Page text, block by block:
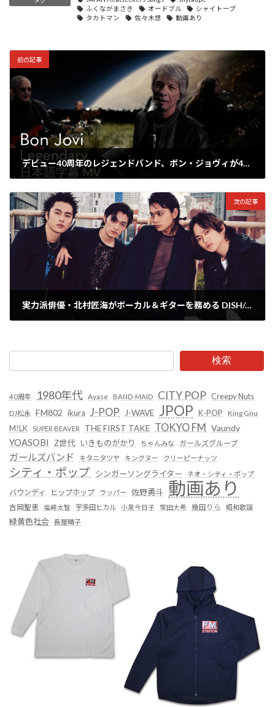
ふくながまさき
オードブル
シャイトープ
タカトマン
佐々木想 動画あり
前の記事
デビュー40周年のレジェンドバンド、ボン・ジョヴィが4年ぶりのNewアルバム『フォーエヴァー』が6/7発売決定！日本盤特典の詳細も明らかに
次の記事
実力派俳優・北村匠海がボーカル＆ギターを務める DISH// の新曲『朝、月面も笑っている』がTV番組『めざましテレビ』の新テーマソングに決定！
検索
40周年 1980年代 Ayase BAND-MAID CITY POP Creepy Nuts
DJ松永 FM802 ikura J-POP J-WAVE JPOP K-POP
King Gnu
M!LK
SUPER BEAVER THE FIRST TAKE TOKYO FM Vaundy
YOASOBI Z世代 いきものがかり ちゃんみな ガールズグループ
ガールズバンド キタニタツヤ キングヌー クリーピーナッツ
シティ・ポップ シンガーソングライター ネオ・シティ・ポップ
バウンディ ヒップホップ ラッパー 佐野勇斗 動画あり
吉岡聖恵 塩﨑太智 宇多田ヒカル 小泉今日子 常田大希 幾田りら 昭和歌謡
緑黄色社会 長屋晴子